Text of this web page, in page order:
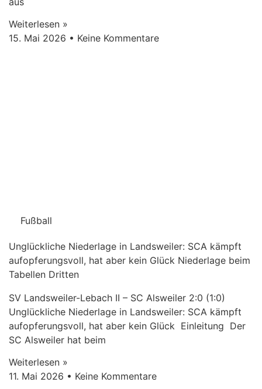
Weiterlesen »
15. Mai 2026
Keine Kommentare
Fußball
Unglückliche Niederlage in Landsweiler: SCA kämpft
aufopferungsvoll, hat aber kein Glück Niederlage beim
Tabellen Dritten
SV Landsweiler-Lebach II – SC Alsweiler 2:0 (1:0)
Unglückliche Niederlage in Landsweiler: SCA kämpft
aufopferungsvoll, hat aber kein Glück Einleitung Der
SC Alsweiler hat beim
Weiterlesen »
11. Mai 2026
Keine Kommentare